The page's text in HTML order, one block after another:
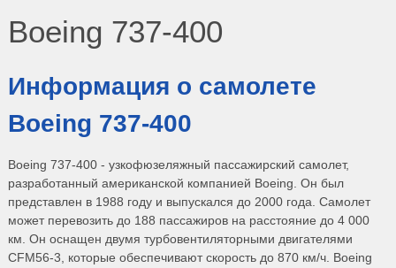
Boeing 737-400
Информация о самолете
Boeing 737-400
Boeing 737-400 - узкофюзеляжный пассажирский самолет,
разработанный американской компанией Boeing. Он был
представлен в 1988 году и выпускался до 2000 года. Самолет
может перевозить до 188 пассажиров на расстояние до 4 000
км. Он оснащен двумя турбовентиляторными двигателями
CFM56-3, которые обеспечивают скорость до 870 км/ч. Boeing